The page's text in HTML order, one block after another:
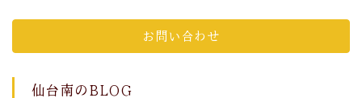
お問い合わせ
仙台南のBLOG